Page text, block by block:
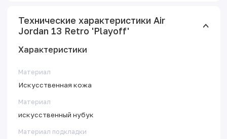
Технические характеристики Air
Jordan 13 Retro 'Playoff'
Характеристики
Материал
Искусственная кожа
Материал
искусственный нубук
Материал подкладки